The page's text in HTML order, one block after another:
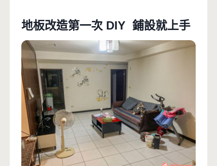
地板改造第一次 DIY 鋪設就上手